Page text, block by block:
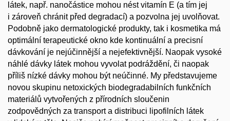
látek, např. nanočástice mohou nést vitamín E (a tím jej
i zároveň chránit před degradací) a pozvolna jej uvolňovat.
Podobně jako dermatologické produkty, tak i kosmetika má
optimální terapeutické okno kde kontinuální a precisní
dávkování je nejúčinnější a nejefektivnější. Naopak vysoké
náhlé dávky látek mohou vyvolat podráždění, či naopak
příliš nízké dávky mohou být neúčinné. My představujeme
novou skupinu netoxických biodegradabilních funkčních
materiálů vytvořených z přírodních sloučenin
zodpovědných za transport a distribuci lipofilních látek